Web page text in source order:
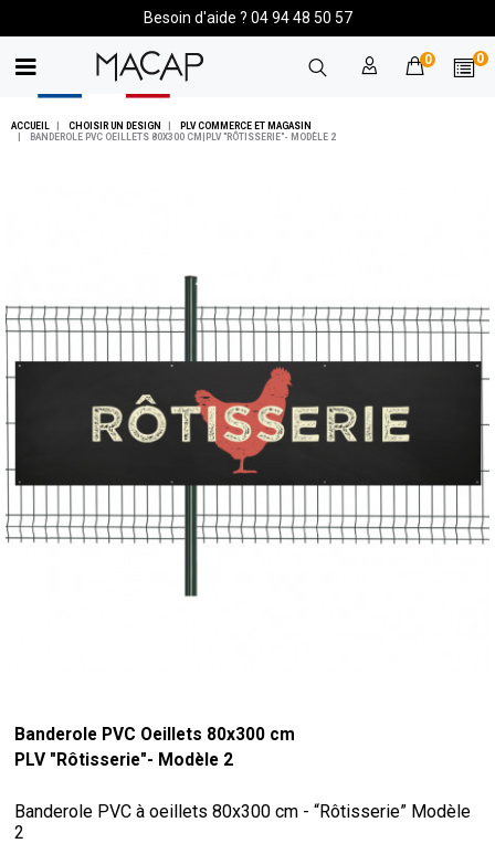
Besoin d'aide ? 04 94 48 50 57
0 0
ACCUEIL CHOISIR UN DESIGN
PLV COMMERCE ET MAGASIN
BANDEROLE PVC OEILLETS 80X300 CM|PLV "RÔTISSERIE"- MODÈLE 2
Banderole PVC Oeillets 80x300 cm
PLV "Rôtisserie"- Modèle 2
Banderole PVC à oeillets 80x300 cm - “Rôtisserie” Modèle
2